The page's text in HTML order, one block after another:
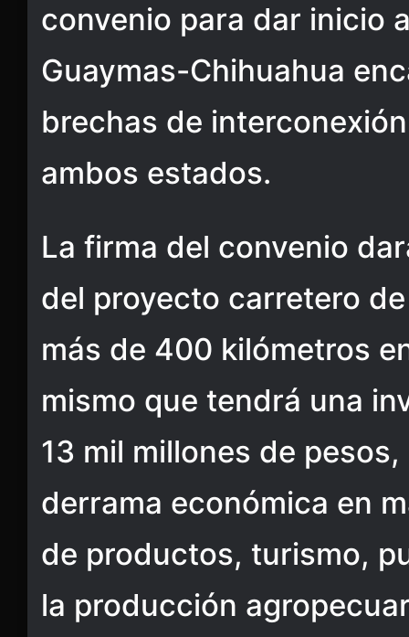
convenio para dar inicio
Guaymas-Chihuahua
brechas de
ambos estados.
La firma del convenio
del proyecto carretero
más de 400 kilómetros
mismo que tendrá una
13 mil millones de
derrama económica en
de productos, turismo,
la producción